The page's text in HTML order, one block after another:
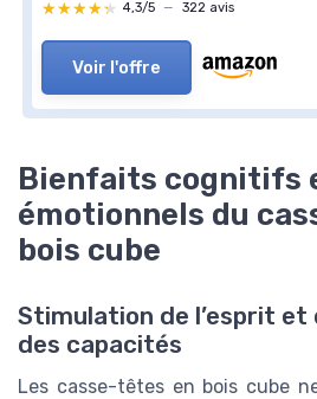
★★★★★
★★★★★ 4,3/5 — 322 avis
Voir l'offre
Bienfaits cognitifs
émotionnels du
bois cube
Stimulation de l’esprit et
des capacités
Les casse-têtes en bois cube